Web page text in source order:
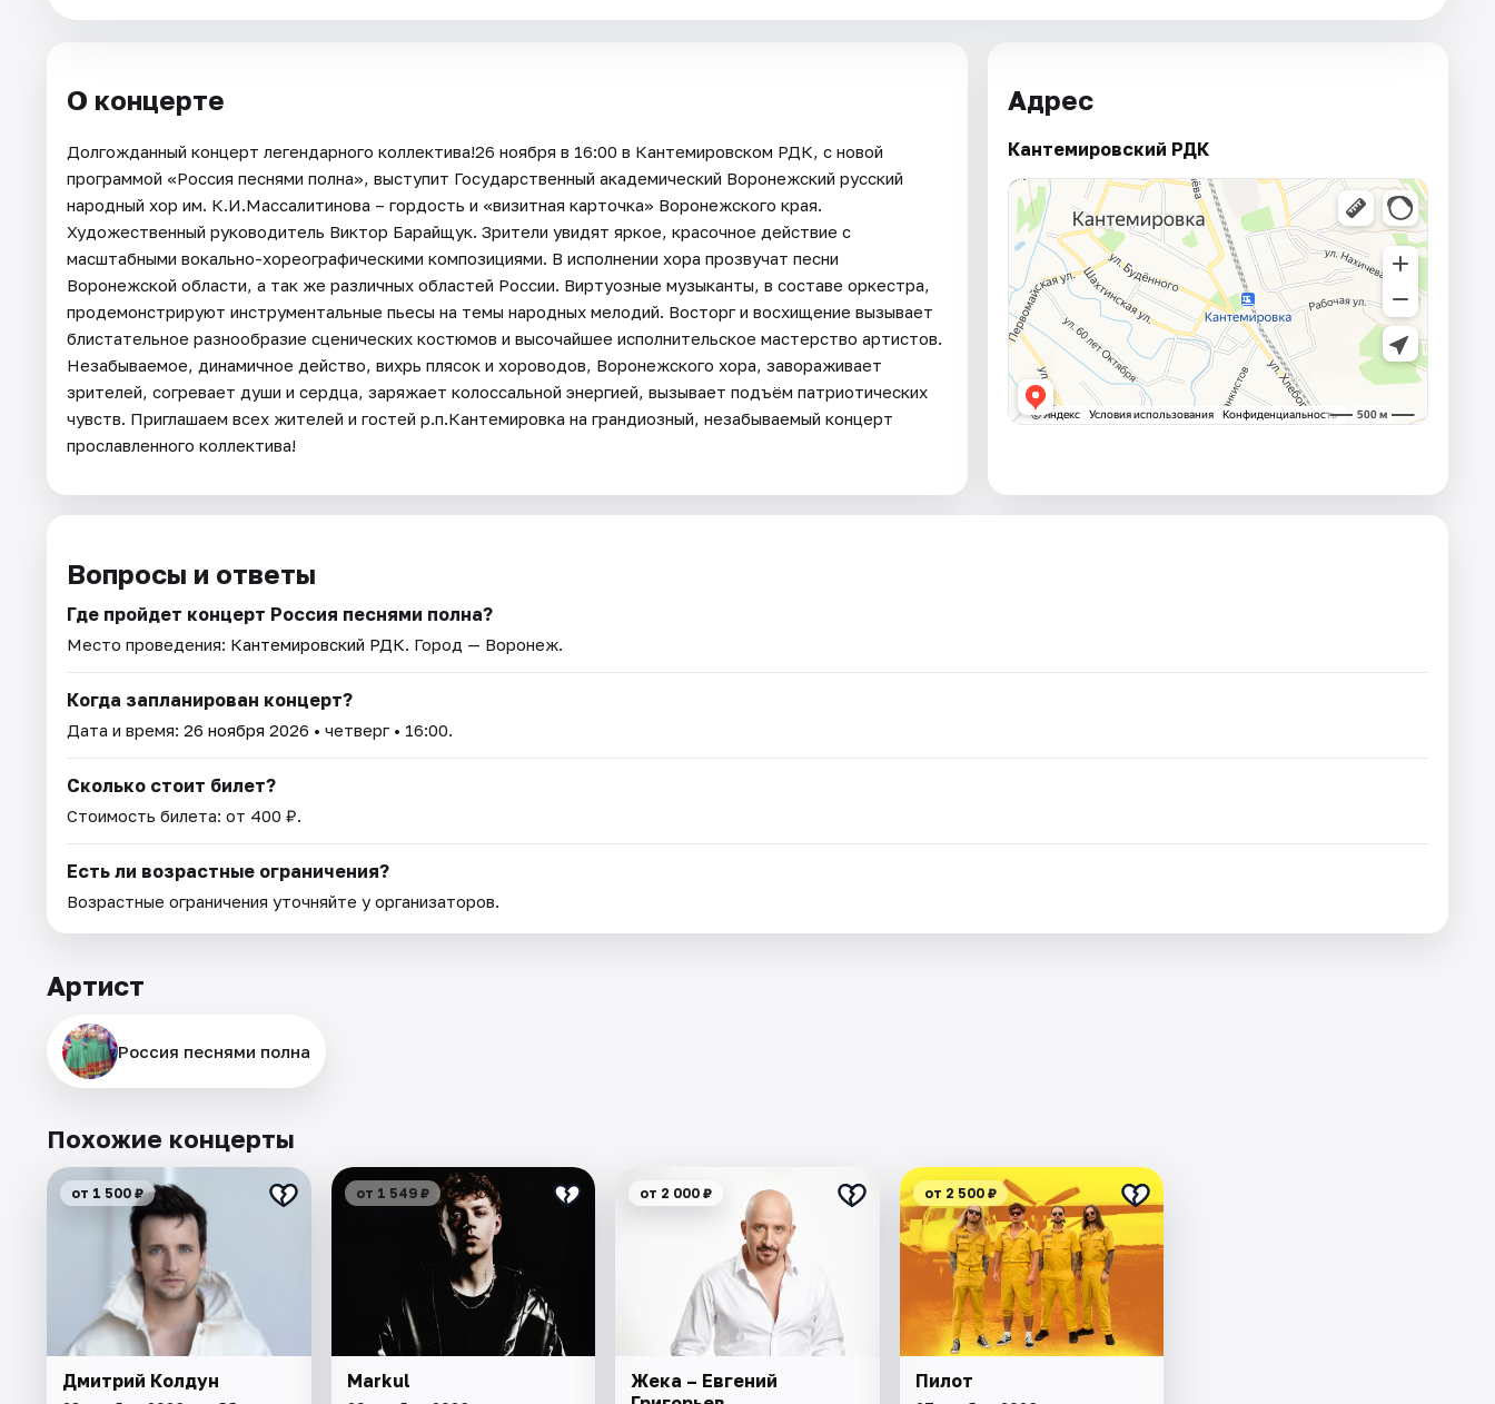
О концерте
Долгожданный концерт легендарного коллектива!26 ноября в 16:00 в Кантемировском РДК, с новой
программой «Россия песнями полна», выступит Государственный академический Воронежский русский
народный хор им. К.И.Массалитинова – гордость и «визитная карточка» Воронежского края.
Художественный руководитель Виктор Барайщук. Зрители увидят яркое, красочное действие с
масштабными вокально-хореографическими композициями. В исполнении хора прозвучат песни
Воронежской области, а так же различных областей России. Виртуозные музыканты, в составе оркестра,
продемонстрируют инструментальные пьесы на темы народных мелодий. Восторг и восхищение вызывает
блистательное разнообразие сценических костюмов и высочайшее исполнительское мастерство артистов.
Незабываемое, динамичное действо, вихрь плясок и хороводов, Воронежского хора, завораживает
зрителей, согревает души и сердца, заряжает колоссальной энергией, вызывает подъём патриотических
чувств. Приглашаем всех жителей и гостей р.п.Кантемировка на грандиозный, незабываемый концерт
прославленного коллектива!
Адрес
Кантемировский РДК
Вопросы и ответы
Где пройдет концерт Россия песнями полна?
Место проведения: Кантемировский РДК. Город — Воронеж.
Когда запланирован концерт?
Дата и время: 26 ноября 2026 • четверг • 16:00.
Сколько стоит билет?
Стоимость билета: от 400 ₽.
Есть ли возрастные ограничения?
Возрастные ограничения уточняйте у организаторов.
Артист
Россия песнями полна
Похожие концерты
от 1 500 ₽
Дмитрий Колдун
от 1 549 ₽
Markul
от 2 000 ₽
Жека – Евгений
от 2 500 ₽
Пилот